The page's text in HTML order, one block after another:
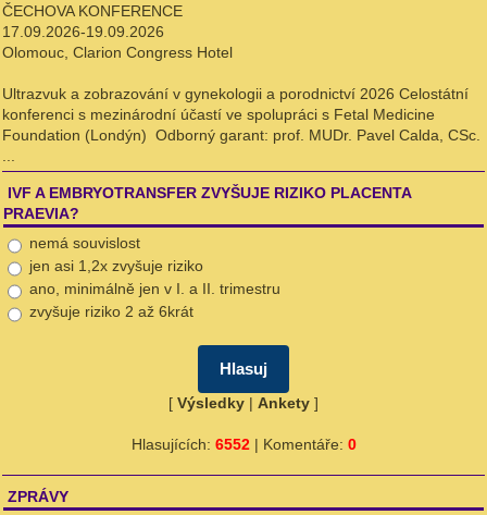
ZPRÁVY
ČECHOVA KONFERENCE
17.09.2026-19.09.2026
Olomouc, Clarion Congress Hotel
Ultrazvuk a zobrazování v gynekologii a porodnictví 2026 Celostátní
konferenci s mezinárodní účastí ve spolupráci s Fetal Medicine
Foundation (Londýn) Odborný garant: prof. MUDr. Pavel Calda, CSc.
IVF A EMBRYOTRANSFER ZVYŠUJE RIZIKO PLACENTA
PRAEVIA?
nemá souvislost
jen asi 1,2x zvyšuje riziko
ano, minimálně jen v I. a II. trimestru
zvyšuje riziko 2 až 6krát
[ Výsledky | Ankety ]
Hlasujících: 6552| Komentáře: 0